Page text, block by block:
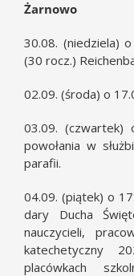
Żarnowo
30.08. (niedziela)
(30 rocz.)
02.09. (środa) o
03.09. (czwartek)
powołania w
parafii.
04.09. (piątek) o
dary Ducha
nauczycieli,
katechetyczny
placówkach